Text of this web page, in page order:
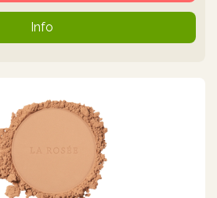
Info